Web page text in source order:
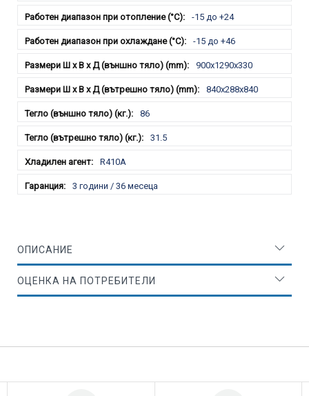
-15 до +24
-15 до +46
900x1290x330
840x288x840
86
31.5
R410A
3 години / 36 месеца
ОПИСАНИЕ
ОЦЕНКА НА ПОТРЕБИТЕЛИ